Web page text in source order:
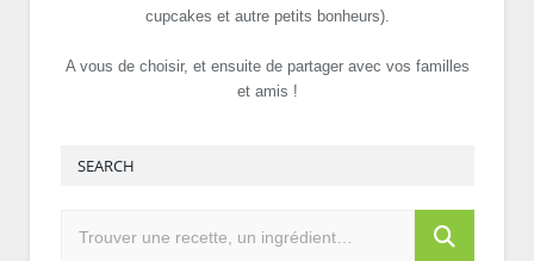
cupcakes et autre petits bonheurs).
A vous de choisir, et ensuite de partager avec vos familles
et amis !
SEARCH